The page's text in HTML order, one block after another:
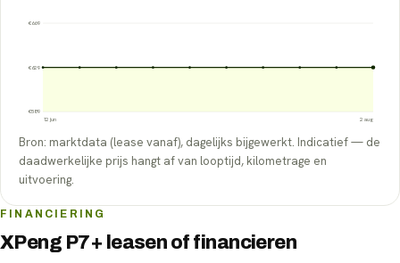
€669
€629
€589
12 jun 2 aug
Bron: marktdata (lease vanaf), dagelijks bijgewerkt. Indicatief — de
daadwerkelijke prijs hangt af van looptijd, kilometrage en
uitvoering.
FINANCIERING
XPeng P7+ leasen of financieren